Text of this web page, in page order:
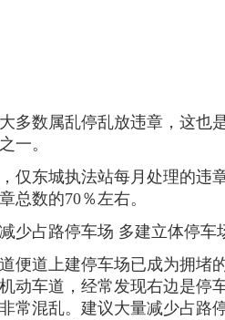
多数属乱停乱放违章，这也
一。
东城执法站每月处理的违章
总数的70％左右。
占路停车场 多建立体停车
道上建停车场已成为拥堵
动车道，经常发现右边是停
常混乱。建议大量减少占路